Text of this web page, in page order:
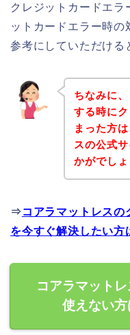
クレジットカードエラ
ットカードエラー時
参考にしていただける
ちなみに
する時に
まった方
スの公式
かがでしょ
⇒ コアラマットレスの
を今すぐ解決したい方
コアラマット
使えない